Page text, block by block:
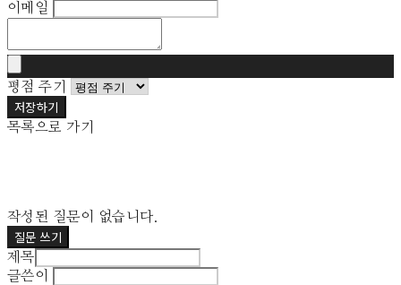
이메일
평점 주기
저장하기
목록으로 가기
작성된 질문이 없습니다.
질문 쓰기
제목
글쓴이